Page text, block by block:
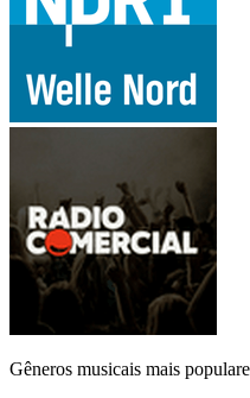
Gêneros musicais mais